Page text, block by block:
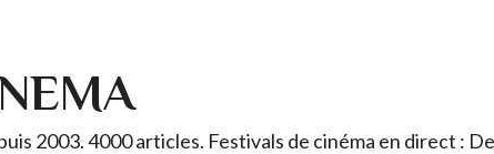
2003. 4000 articles. Festivals de cinéma en direct :